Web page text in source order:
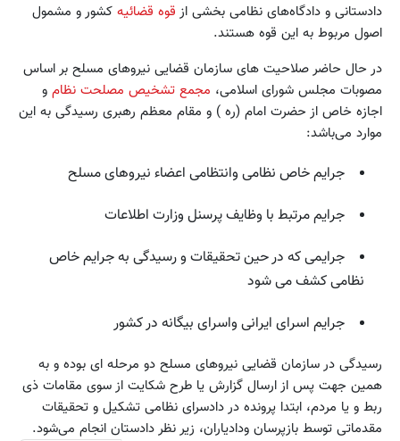
دادستانی و دادگاه‌های نظامی بخشی از قوه قضائیه کشور و مشمول
اصول مربوط به این قوه هستند.
در حال حاضر صلاحیت های سازمان قضایی نیروهای مسلح بر اساس
مصوبات مجلس شورای اسلامی، مجمع تشخیص مصلحت نظام و
اجازه خاص از حضرت امام (ره ) و مقام معظم رهبری رسیدگی به این
موارد می‌باشد:
جرایم خاص نظامی وانتظامی اعضاء نیروهای مسلح
جرایم مرتبط با وظایف پرسنل وزارت اطلاعات
جرایمی که در حین تحقیقات و رسیدگی به جرایم خاص
نظامی کشف می شود
جرایم اسرای ایرانی واسرای بیگانه در کشور
رسیدگی در سازمان قضایی نیروهای مسلح دو مرحله ای بوده و به
همین جهت پس از ارسال گزارش یا طرح شکایت از سوی مقامات ذی
ربط و یا مردم، ابتدا پرونده در دادسرای نظامی تشکیل و تحقیقات
مقدماتی توسط بازپرسان ودادیاران، زیر نظر دادستان انجام می‌شود.